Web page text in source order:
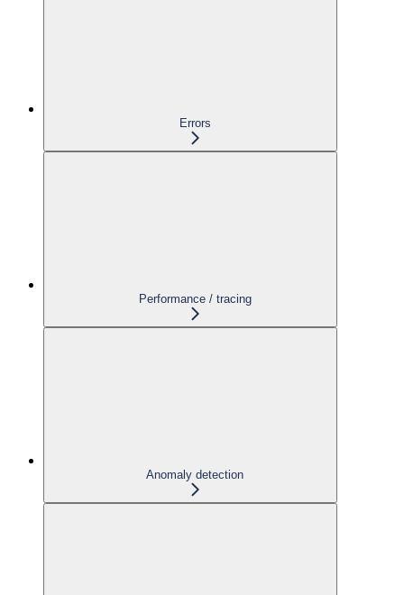
Errors
Performance / tracing
Anomaly detection